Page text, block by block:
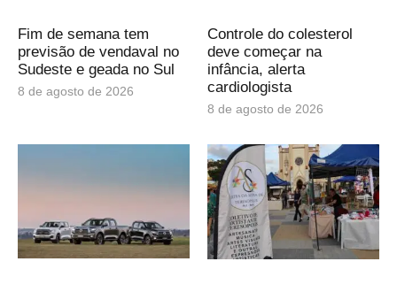
Fim de semana tem
previsão de vendaval no
Sudeste e geada no Sul
8 de agosto de 2026
Controle do colesterol
deve começar na
infância, alerta
cardiologista
8 de agosto de 2026